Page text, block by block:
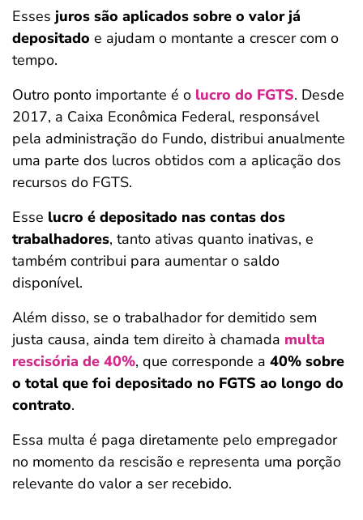
Esses juros são aplicados sobre o valor já
depositado e ajudam o montante a crescer com o
tempo.
Outro ponto importante é o lucro do FGTS. Desde
2017, a Caixa Econômica Federal, responsável
pela administração do Fundo, distribui anualmente
uma parte dos lucros obtidos com a aplicação dos
recursos do FGTS.
Esse lucro é depositado nas contas dos
trabalhadores, tanto ativas quanto inativas, e
também contribui para aumentar o saldo
disponível.
Além disso, se o trabalhador for demitido sem
justa causa, ainda tem direito à chamada multa
rescisória de 40%, que corresponde a 40% sobre
o total que foi depositado no FGTS ao longo do
contrato.
Essa multa é paga diretamente pelo empregador
no momento da rescisão e representa uma porção
relevante do valor a ser recebido.